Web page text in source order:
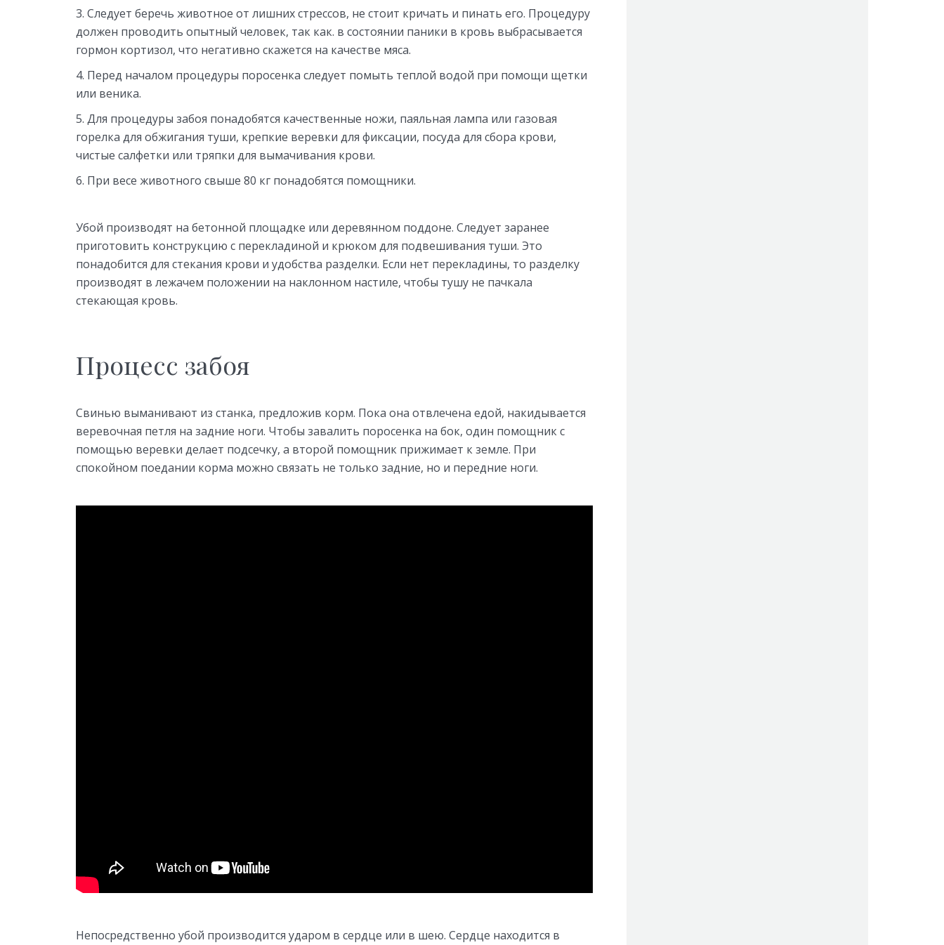
Следует беречь животное от лишних стрессов, не стоит кричать и пинать его. Процедуру
должен проводить опытный человек, так как. в состоянии паники в кровь выбрасывается
гормон кортизол, что негативно скажется на качестве мяса.
Перед началом процедуры поросенка следует помыть теплой водой при помощи щетки
или веника.
Для процедуры забоя понадобятся качественные ножи, паяльная лампа или газовая
горелка для обжигания туши, крепкие веревки для фиксации, посуда для сбора крови,
чистые салфетки или тряпки для вымачивания крови.
При весе животного свыше 80 кг понадобятся помощники.
Убой производят на бетонной площадке или деревянном поддоне. Следует заранее
приготовить конструкцию с перекладиной и крюком для подвешивания туши. Это
понадобится для стекания крови и удобства разделки. Если нет перекладины, то разделку
производят в лежачем положении на наклонном настиле, чтобы тушу не пачкала
стекающая кровь.
Процесс забоя
Свинью выманивают из станка, предложив корм. Пока она отвлечена едой, накидывается
веревочная петля на задние ноги. Чтобы завалить поросенка на бок, один помощник с
помощью веревки делает подсечку, а второй помощник прижимает к земле. При
спокойном поедании корма можно связать не только задние, но и передние ноги.
Непосредственно убой производится ударом в сердце или в шею. Сердце находится в